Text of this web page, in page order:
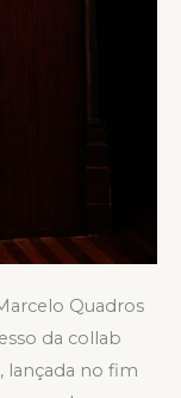
Quadros
da collab
lançada no fim